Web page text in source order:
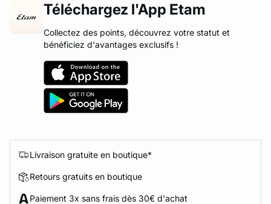
Téléchargez l'App Etam
Collectez des points, découvrez votre statut et
bénéficiez d'avantages exclusifs !
Livraison gratuite en boutique*
Retours gratuits en boutique
Paiement 3x sans frais dès 30€ d'achat